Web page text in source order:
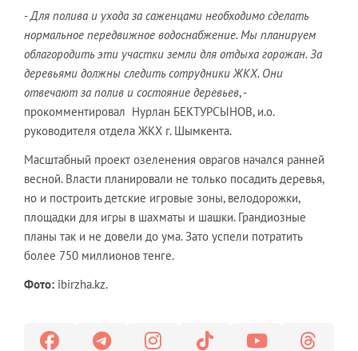
- Для полива и ухода за саженцами необходимо сделать
нормальное передвижное водоснабжение. Мы планируем
облагородить эти участки земли для отдыха горожан. За
деревьями должны следить сотрудники ЖКХ. Они
отвечают за полив и состояние деревьев, -
прокомментировал Нурлан БЕКТУРСЫНОВ, и.о.
руководителя отдела ЖКХ г. Шымкента.
Масштабный проект озеленения оврагов начался ранней
весной. Власти планировали не только посадить деревья,
но и построить детские игровые зоны, велодорожки,
площадки для игры в шахматы и шашки. Грандиозные
планы так и не довели до ума. Зато успели потратить
более 750 миллионов тенге.
Фото: ibirzha.kz.